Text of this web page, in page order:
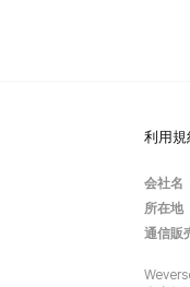
利用規
会社名
所在地
通信販